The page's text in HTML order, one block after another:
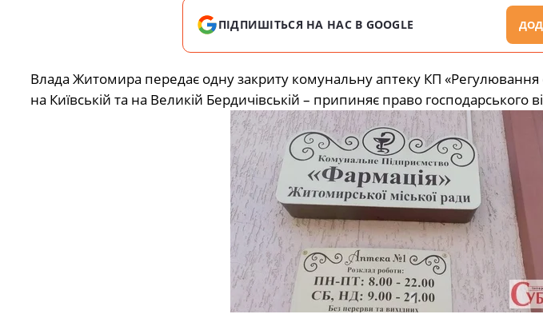
ПІДПИШІТЬСЯ НА НАС В GOOGLE
Влада Житомира передає одну закриту комунальну аптеку КП
на Київській та на Великій Бердичівській – припиняє право господарського